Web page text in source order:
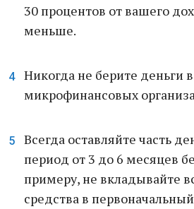
30 процентов от вашего
меньше.
Никогда не берите деньги в
микрофинансовых
Всегда оставляйте часть
период от 3 до 6 месяцев
примеру, не вкладывайте
средства в